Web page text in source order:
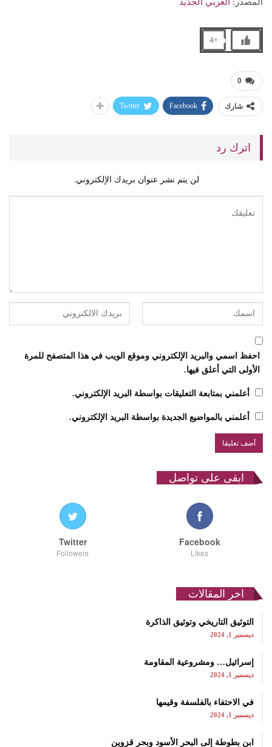
المصدر: العربي الجديد
+4
0
شارك Facebook
Twitter
اترك رد
لن يتم نشر عنوان بريدك الإلكتروني.
احفظ اسمي والبريد الإلكتروني وموقع الويب في هذا المتصفح للمرة
الأولى التي أعلق فيها.
أعلمني بمتابعة التعليقات بواسطة البريد الإلكتروني.
أعلمني بالمواضيع الجديدة بواسطة البريد الإلكتروني.
ابقى على تواصل
Facebook
Likes
Twitter
Followers
اخر المقالات
التوثيق التاريخي وتوثيق الذاكرة
ديسمبر 1, 2024
إسرائيل… ومشروعية المقاومة
ديسمبر 1, 2024
في الاحتفاء بالفلسفة وقيمها
ديسمبر 1, 2024
ابن بطوطة إلى البحر الأسود وبحر قزوين